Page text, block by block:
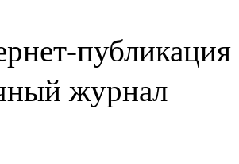
публикация
журнал